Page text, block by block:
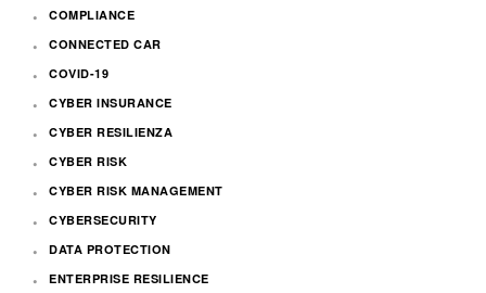
COMPLIANCE
CONNECTED CAR
COVID-19
CYBER INSURANCE
CYBER RESILIENZA
CYBER RISK
CYBER RISK MANAGEMENT
CYBERSECURITY
DATA PROTECTION
ENTERPRISE RESILIENCE